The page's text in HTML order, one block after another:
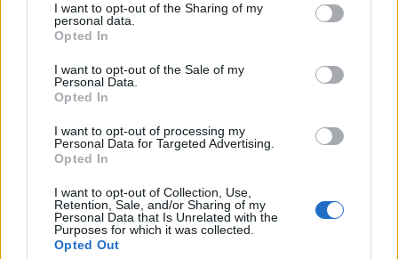
I want to opt-out of the Sharing of my
personal data.
Opted In
I want to opt-out of the Sale of my
Personal Data.
Opted In
I want to opt-out of processing my
Personal Data for Targeted Advertising.
Opted In
I want to opt-out of Collection, Use,
Retention, Sale, and/or Sharing of my
Personal Data that Is Unrelated with the
Purposes for which it was collected.
Opted Out
PLUS
Satser på Sting, øker
salget